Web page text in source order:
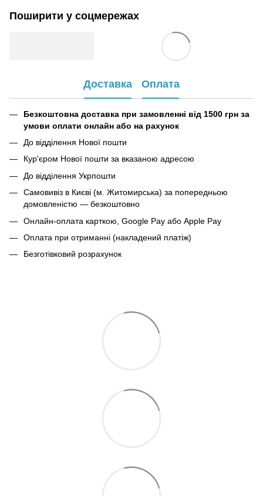
Поширити у соцмережах
Доставка Оплата
Безкоштовна доставка при замовленні від 1500 грн за
умови оплати онлайн або на рахунок
До відділення Нової пошти
Кур'єром Нової пошти за вказаною адресою
До відділення Укрпошти
Самовивіз в Києві (м. Житомирська) за попередньою
домовленістю — безкоштовно
Онлайн-оплата карткою, Google Pay або Apple Pay
Оплата при отриманні (накладений платіж)
Безготівковий розрахунок